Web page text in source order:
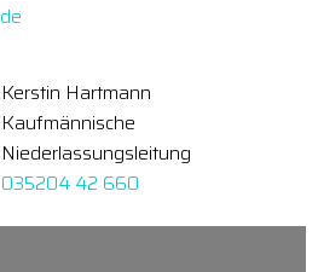
Kerstin Hartmann
Kaufmännische
Niederlassungsleitung
035204 42 660